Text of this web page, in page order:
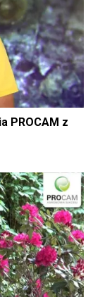
PROCAM z